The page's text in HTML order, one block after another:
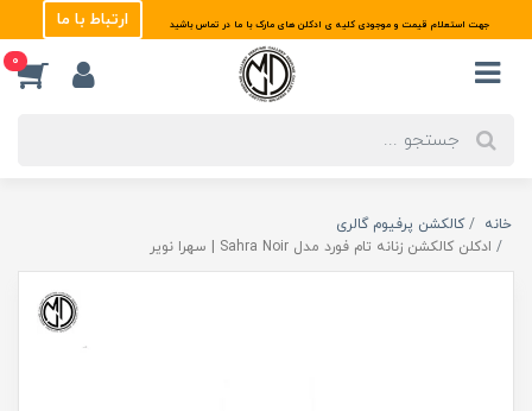
جهت استعلام قیمت و موجودی کلیه ی ادکلن های مارک با ما در تماس باشید ارتباط با ما
0
خانه
کالکشن پرفیوم گالری
ادکلن کالکشن زنانه تام فورد مدل Sahra Noir | سهرا نویر